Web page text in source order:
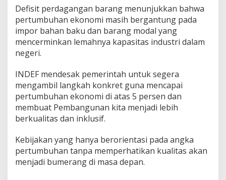
Defisit perdagangan barang menunjukkan bahwa
pertumbuhan ekonomi masih bergantung pada
impor bahan baku dan barang modal yang
mencerminkan lemahnya kapasitas industri dalam
negeri.
INDEF mendesak pemerintah untuk segera
mengambil langkah konkret guna mencapai
pertumbuhan ekonomi di atas 5 persen dan
membuat Pembangunan kita menjadi lebih
berkualitas dan inklusif.
Kebijakan yang hanya berorientasi pada angka
pertumbuhan tanpa memperhatikan kualitas akan
menjadi bumerang di masa depan.